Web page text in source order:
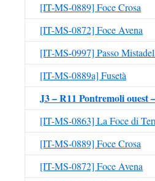
[IT-MS-0889] Foce Crosa
[IT-MS-0872] Foce Avena
[IT-MS-0997] Passo
[IT-MS-0889a] Fusetà
J3 – R11 Pontremoli ouest
[IT-MS-0863] La Foce di
[IT-MS-0889] Foce Crosa
[IT-MS-0872] Foce Avena